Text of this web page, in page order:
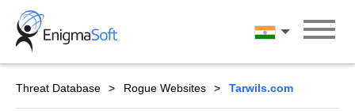
Skip
content
पंजाबी
Threat Database Rogue Websites Tarwils.com